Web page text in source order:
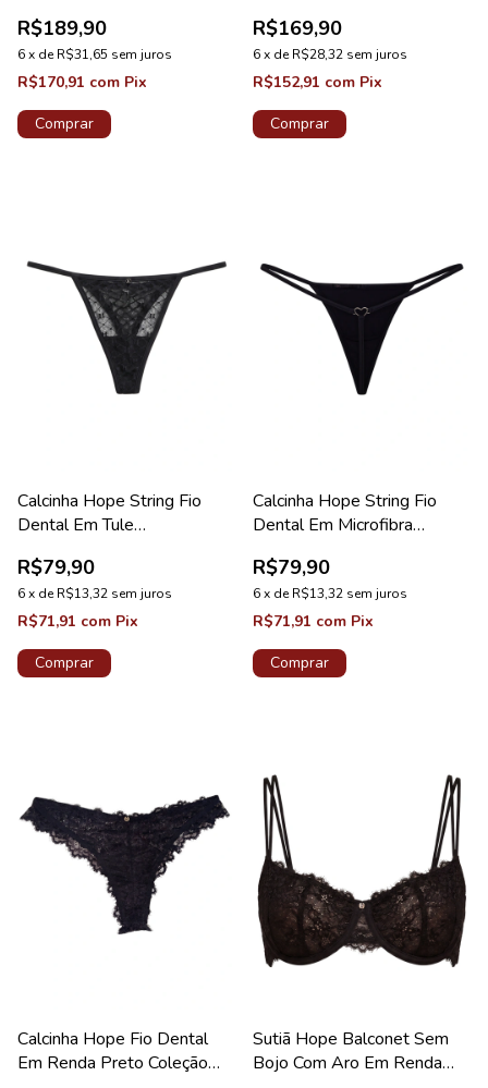
R$189,90
6x deR$31,65 sem juros
R$170,91 com Pix
Comprar
R$169,90
6x deR$28,32 sem juros
R$152,91 com Pix
Comprar
Calcinha Hope String Fio
Dental Em Tule
Coleção Studio
R$79,90
6x deR$13,32 sem juros
R$71,91 com Pix
Comprar
Calcinha Hope String Fio
Dental Em Microfibra
Manhattan
R$79,90
6x deR$13,32 sem juros
R$71,91 com Pix
Comprar
Calcinha Hope Fio Dental
Em Renda Preto Coleção
Sutiã Hope Balconet Sem
Bojo Com Aro Em Renda